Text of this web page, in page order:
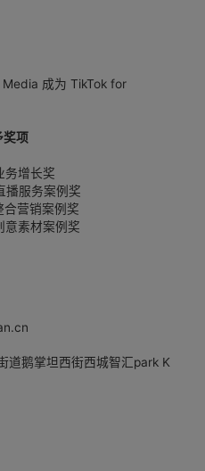
成为 TikTok for
奖项
务增长奖
播服务案例奖
营销案例奖
意素材案例奖
道鹅掌坦西街西城智汇park K